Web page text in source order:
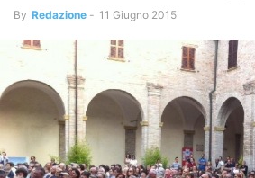
By Redazione - 11 Giugno 2015